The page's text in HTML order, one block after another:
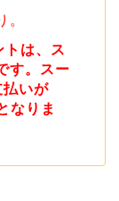
は、ス
す。スー
いが
なりま